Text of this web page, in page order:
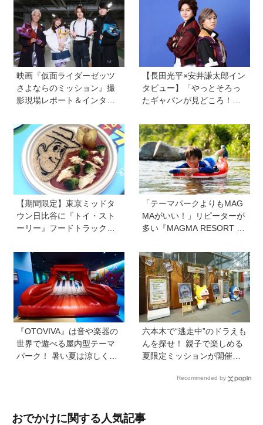
美術案内】
映画『仮面ライダーゼッツ
さよならのミッション』撮
影現場レポート＆インタビ
【長田光平×安井謙太郎イン
タビュー】「やっとそろっ
たギャバンが見どころ！」
インフィニティ 太陽が泣い
た日』
【期間限定】東京ミッドタ
ウン日比谷に『トイ・スト
ーリー』フードトラックが
ろをチェックしてきました
「テーマパークよりもMAG
MAがいい！」リピーターが
多い『MAGMA RESORT 下
ゾートではない、子どもの
目が輝きだす秘密とは《創
業者 福永祐大さん創業の想
い》
『OTOVIVA』は音や楽器の
世界で遊べる屋内型テーマ
パーク！ 暑い夏は涼しく遊
六本木で“逃走中”のドラえも
んを探せ！ 親子で楽しめる
夏限定ミッションが開催
テムも【テレビ朝日・六本
Recommended by
おでかけに関する人気記事